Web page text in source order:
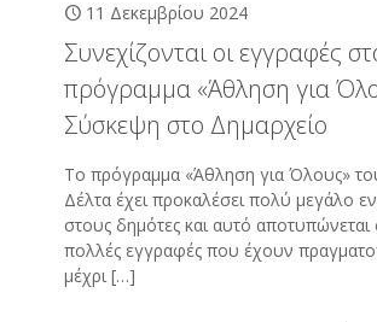
11 Δεκεμβρίου 2024
Συνεχίζονται οι εγγραφές
πρόγραμμα «Άθληση για
Σύσκεψη στο Δημαρχείο
Το πρόγραμμα «Άθληση για Όλους»
Δέλτα έχει προκαλέσει πολύ μεγάλο
στους δημότες και αυτό αποτυπώνεται
πολλές εγγραφές που έχουν
μέχρι[…]